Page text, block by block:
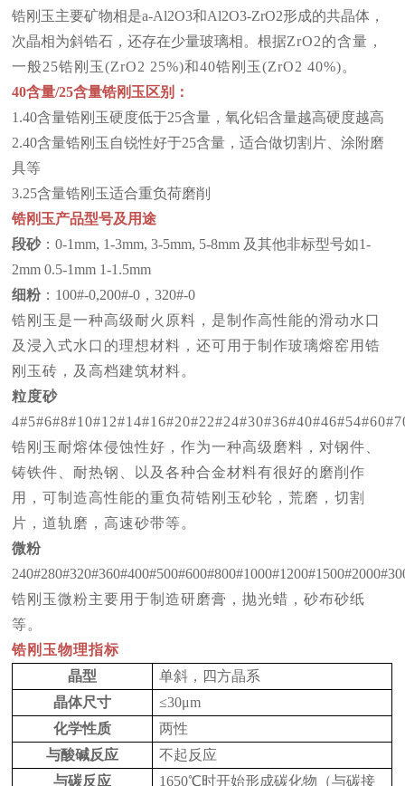
锆刚玉主要矿物相是a-Al2O3和Al2O3-ZrO2形成的共晶体，
次晶相为斜锆石，还存在少量玻璃相。根据ZrO2的含量，
一般25锆刚玉(ZrO2 25%)和40锆刚玉(ZrO2 40%)。
40含量/25含量锆刚玉区别：
1.40含量锆刚玉硬度低于25含量，氧化铝含量越高硬度越高
2.40含量锆刚玉自锐性好于25含量，适合做切割片、涂附磨
具等
3.25含量锆刚玉适合重负荷磨削
锆刚玉产品型号及用途
段砂：0-1mm, 1-3mm, 3-5mm, 5-8mm 及其他非标型号如1-
2mm 0.5-1mm 1-1.5mm
细粉：100#-0,200#-0，320#-0
锆刚玉是一种高级耐火原料，是制作高性能的滑动水口
及浸入式水口的理想材料，还可用于制作玻璃熔窑用锆
刚玉砖，及高档建筑材料。
粒度砂
锆刚玉耐熔体侵蚀性好，作为一种高级磨料，对钢件、
铸铁件、耐热钢、以及各种合金材料有很好的磨削作
用，可制造高性能的重负荷锆刚玉砂轮，荒磨，切割
片，道轨磨，高速砂带等。
微粉
锆刚玉微粉主要用于制造研磨膏，抛光蜡，砂布砂纸
等。
锆刚玉物理指标
晶型
单斜，四方晶系
晶体尺寸
≤30μm
化学性质
两性
与酸碱反应
不起反应
与碳反应
1650℃时开始形成碳化物（与碳接